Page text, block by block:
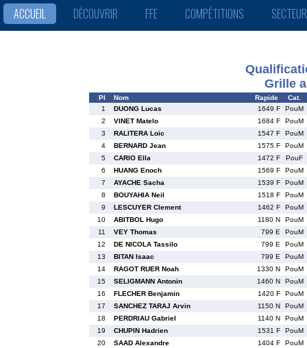
ACCUEIL DÉCOUVRIR FFE COMPÉTITIONS
Grille
Pl Nom Rapide
Cat.
1
DUONG Lucas 1649 F
PouM
2
VINET Matelo 1684 F
PouM
3
RALITERA Loic 1547 F
PouM
4
BERNARD Jean 1575 F
PouM
5
CARIO Ella 1472 F
PouF
6
HUANG Enoch 1569 F
PouM
7
AYACHE Sacha 1539 F
PouM
8
BOUYAHIA Neil 1518 F
PouM
9
LESCUYER Clement 1462 F
PouM
10
ABITBOL Hugo 1180 N
PouM
11
VEY Thomas 799 E
PouM
12
DE NICOLA Tassilo 799 E
PouM
13
BITAN Isaac 799 E
PouM
14
RAGOT RUER Noah 1330 N
PouM
15
SELIGMANN Antonin 1460 N
PouM
16
FLECHER Benjamin 1420 F
PouM
17
SANCHEZ TARAJ Arvin 1150 N
PouM
18
PERDRIAU Gabriel 1140 N
PouM
19
CHUPIN Hadrien 1531 F
PouM
20
SAAD Alexandre 1404 F
PouM